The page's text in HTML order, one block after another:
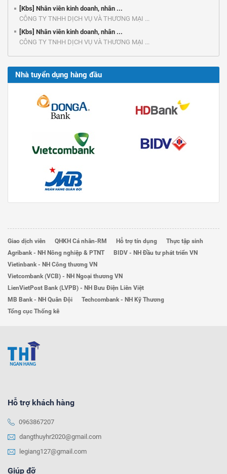
[Kbs] Nhân viên kinh doanh, nhân ...
CÔNG TY TNHH DỊCH VỤ VÀ THƯƠNG MẠI ...
[Kbs] Nhân viên kinh doanh, nhân ...
CÔNG TY TNHH DỊCH VỤ VÀ THƯƠNG MẠI ...
Nhà tuyển dụng hàng đầu
Giao dịch viên QHKH Cá nhân-RM Hỗ trợ tín dụng
Thực tập sinh
Agribank - NH Nông nghiệp & PTNT
BIDV - NH Đầu tư phát triển VN
Vietinbank - NH Công thương VN
Vietcombank (VCB) - NH Ngoại thương VN
LienVietPost Bank (LVPB) - NH Bưu Điện Liên Việt
MB Bank - NH Quân Đội
Techcombank - NH Kỹ Thương
Tổng cục Thống kê
Hỗ trợ khách hàng
0963867207
dangthuyhr2020@gmail.com
legiang127@gmail.com
Giúp đỡ